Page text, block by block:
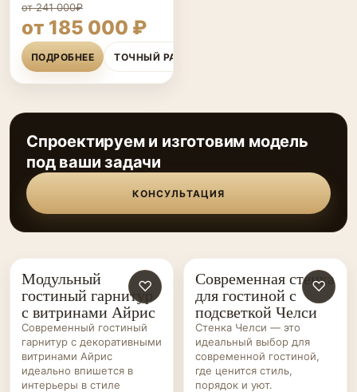
от 241 000₽
от 185 000 ₽
ПОДРОБНЕЕ ТОЧНЫЙ РАСЧЁТ
Спроектируем и изготовим модель
под ваши задачи
КОНСУЛЬТАЦИЯ
ГОСТИНЫЕ НА ЗАКАЗ
♡
Модульный
гостиный гарнитур
с витринами Айрис
Современный гостиный
гарнитур с декоративными
витринами Айрис
идеально впишется в
интерьеры в стиле
ГОСТИНЫЕ НА ЗАКАЗ
♡
Современная стенка
для гостиной с
подсветкой Челси
Стенка Челси — это
идеальный выбор для
современной гостиной,
где ценится стиль,
порядок и уют.